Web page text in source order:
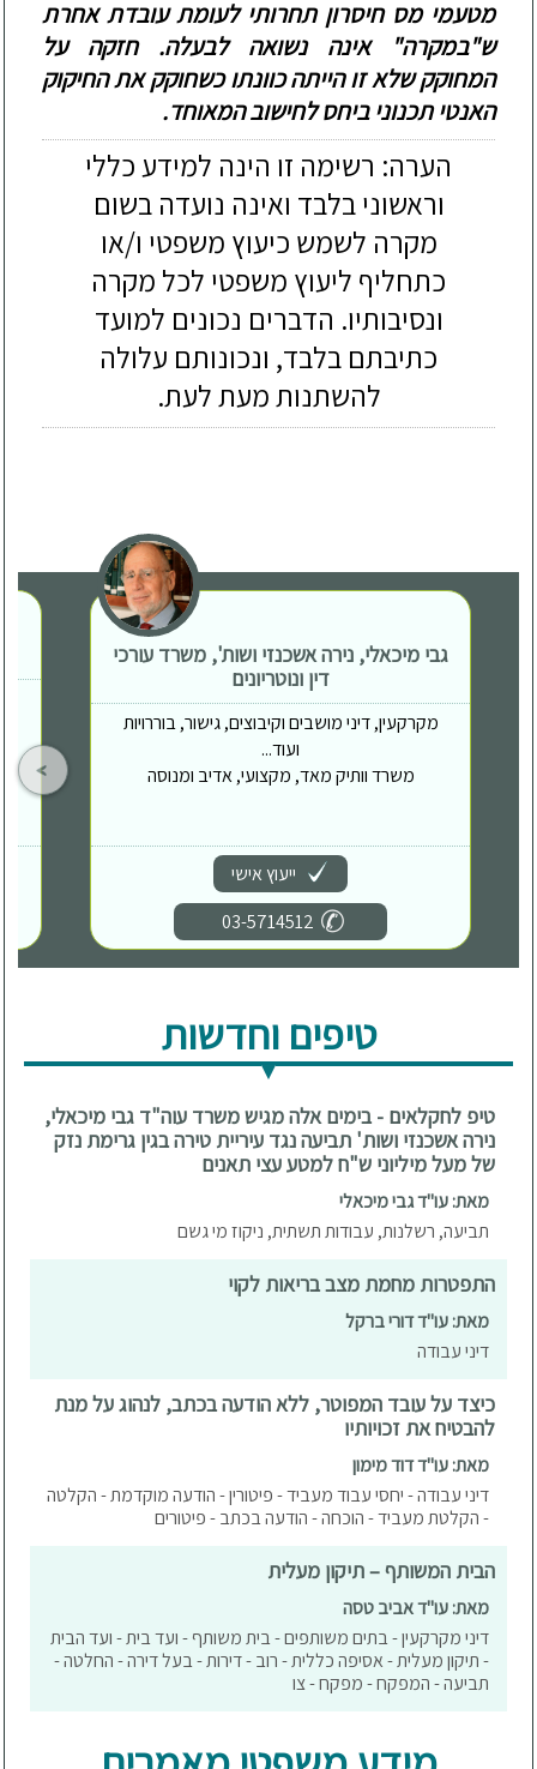
מטעמי מס חיסרון תחרותי לעומת עובדת אחרת
ש"במקרה" אינה נשואה לבעלה. חזקה על
המחוקק שלא זו הייתה כוונתו כשחוקק את החיקוק
האנטי תכנוני ביחס לחישוב המאוחד.
הערה: רשימה זו הינה למידע כללי
וראשוני בלבד ואינה נועדה בשום
מקרה לשמש כיעוץ משפטי ו/או
כתחליף ליעוץ משפטי לכל מקרה
ונסיבותיו. הדברים נכונים למועד
כתיבתם בלבד, ונכונותם עלולה
להשתנות מעת לעת.
גבי מיכאלי, נירה אשכנזי ושות', משרד עורכי
דין ונוטריונים
מקרקעין, דיני מושבים וקיבוצים, גישור, בוררויות
ועוד...
משרד וותיק מאד, מקצועי, אדיב ומנוסה
ייעוץ אישי
03-5714512
טיפים וחדשות
טיפ לחקלאים - בימים אלה מגיש משרד עוה"ד גבי מיכאלי,
נירה אשכנזי ושות' תביעה נגד עיריית טירה בגין גרימת נזק
של מעל מיליוני ש"ח למטע עצי תאנים
מאת: עו"ד גבי מיכאלי
תביעה, רשלנות, עבודות תשתית, ניקוז מי גשם
התפטרות מחמת מצב בריאות לקוי
מאת: עו"ד דורי ברקל
דיני עבודה
כיצד על עובד המפוטר, ללא הודעה בכתב, לנהוג על מנת
להבטיח את זכויותיו
מאת: עו"ד דוד מימון
דיני עבודה - יחסי עבוד מעביד - פיטורין - הודעה מוקדמת - הקלטה
- הקלטת מעביד - הוכחה - הודעה בכתב - פיטורים
הבית המשותף – תיקון מעלית
מאת: עו"ד אביב טסה
דיני מקרקעין - בתים משותפים - בית משותף - ועד בית - ועד הבית
- תיקון מעלית - אסיפה כללית - רוב - דירות - בעל דירה - החלטה -
תביעה - המפקח - מפקח - צו